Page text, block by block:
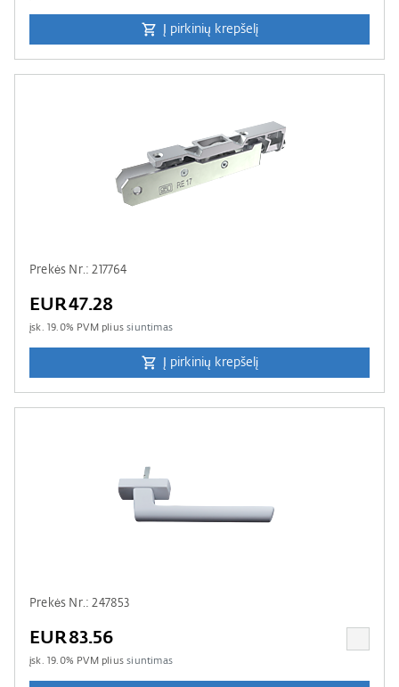
Į pirkinių krepšelį
Prekės Nr.: 217764
EUR47.28
įsk. 19.0% PVM pliussiuntimas
Į pirkinių krepšelį
Prekės Nr.: 247853
EUR83.56
įsk. 19.0% PVM pliussiuntimas